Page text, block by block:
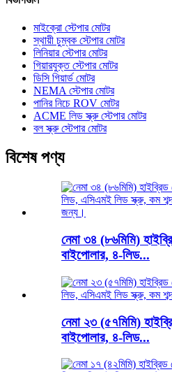
মাইক্রো স্টেপার মোটর
স্থায়ী চুম্বক স্টেপার মোটর
লিনিয়ার স্টেপার মোটর
গিয়ারযুক্ত স্টেপার মোটর
ডিসি গিয়ার্ড মোটর
NEMA স্টেপার মোটর
পানির নিচে ROV মোটর
ACME লিড স্ক্রু স্টেপার মোটর
বল স্ক্রু স্টেপার মোটর
বিশেষ পণ্য
নেমা ৩৪ (৮৬মিমি)
বাইপোলার, ৪-লিড...
নেমা ২৩ (৫৭মিমি)
বাইপোলার, ৪-লিড...